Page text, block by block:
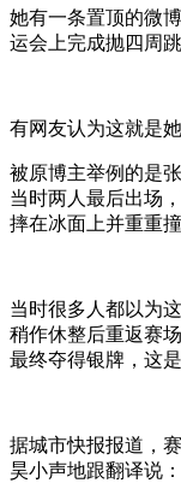
她有一条置顶的微
运会上完成抛四周
有网友认为这就是
被原博主举例的是
当时两人最后出场
摔在冰面上并重重
当时很多人都以为
稍作休整后重返赛
最终夺得银牌，这
据城市快报报道，
昊小声地跟翻译说